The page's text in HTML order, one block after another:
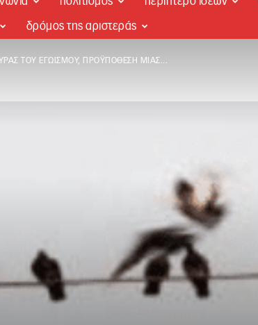
δρόμος της αριστεράς
ΤΟΥ ΕΓΩΙΣΜΟΎ, ΠΡΟΫΠΌΘΕΣΗ ΜΙΑΣ...